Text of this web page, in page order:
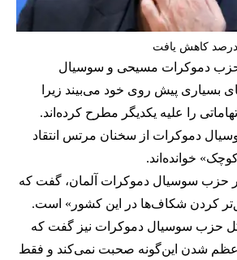
کاهش یافت
حزب دموکرات مسیحی و سوسیال
بسیاری پیش روی خود می‌بیند زیرا
را علیه یکدیگر مطرح کرده‌اند.
دموکرات از سخنان مرتس انتقاد
خوانده‌اند.
حزب سوسیال دموکرات آلمان، گفت که
کردن شکاف‌ها در این کشور» است.
حزب سوسیال دموکرات نیز گفت که
شدن این‌گونه صحبت نمی‌کند و فقط